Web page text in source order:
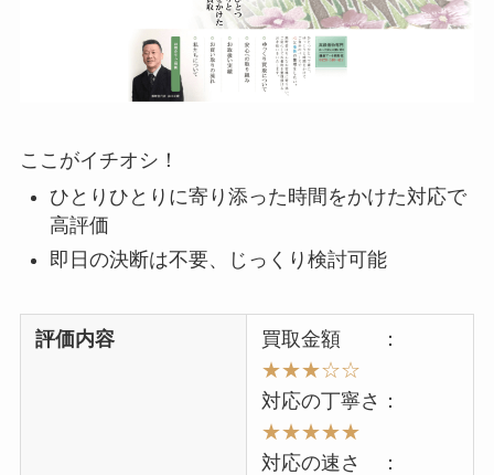
ここがイチオシ！
ひとりひとりに寄り添った時間をかけた対応で
高評価
即日の決断は不要、じっくり検討可能
評価内容
買取金額 ：
★★★☆☆
対応の丁寧さ：
★★★★★
対応の速さ ：